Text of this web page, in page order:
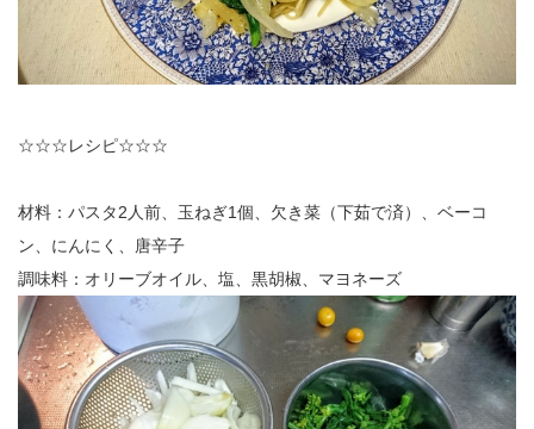
☆☆☆レシピ☆☆☆
材料：パスタ2人前、玉ねぎ1個、欠き菜（下茹で済）、ベーコ
ン、にんにく、唐辛子
調味料：オリーブオイル、塩、黒胡椒、マヨネーズ